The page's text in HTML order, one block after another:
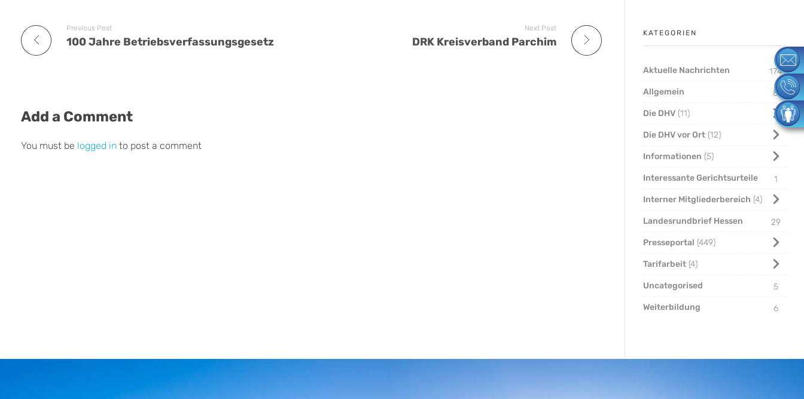
Previous Post
100 Jahre Betriebsverfassungsgesetz
Next Post
DRK Kreisverband Parchim
Add a Comment
You must be logged in to post a comment
KATEGORIEN
Aktuelle Nachrichten
174
Allgemein
8
Die DHV 11
Die DHV vor Ort 12
Informationen 5
Interessante Gerichtsurteile
1
Interner Mitgliederbereich 4
Landesrundbrief Hessen
29
Presseportal 449
Tarifarbeit 4
Uncategorised
5
Weiterbildung
6